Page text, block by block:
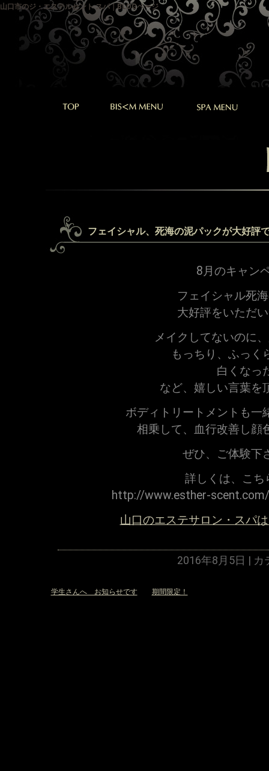
山口市のジ・エステルセント スパ｜BLOGページ
フェイシャル、死海の泥パックが大好評
8月のキャン
フェイシャル死
大好評をいただ
メイクしてないのに
もっちり、ふっく
白くなっ
など、嬉しい言葉を
ボディトリートメントも一
相乗して、血行改善し顔
ぜひ、ご体験下
詳しくは、こち
http://www.esther-
山口のエステサロン・スパ
2016年8月5日 | カ
学生さんへ お知らせです 期間限定！